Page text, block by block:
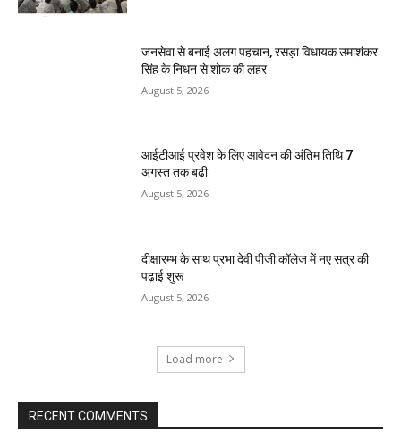
जनसेवा से बनाई अलग पहचान, रसड़ा विधायक उमाशंकर
सिंह के निधन से शोक की लहर
August 5, 2026
आईटीआई प्रवेश के लिए आवेदन की अंतिम तिथि 7
अगस्त तक बढ़ी
August 5, 2026
दीक्षारम्भ के साथ प्रभा देवी पीजी कॉलेज में नए सत्र की
पढ़ाई शुरू
August 5, 2026
Load more
RECENT COMMENTS